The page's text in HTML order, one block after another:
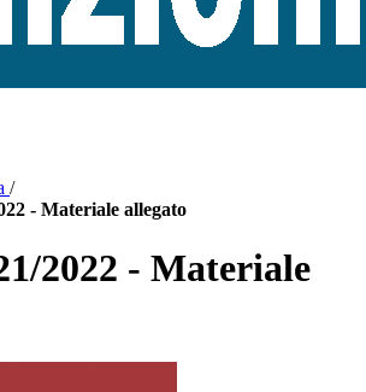
/
- Materiale allegato
2022 - Materiale